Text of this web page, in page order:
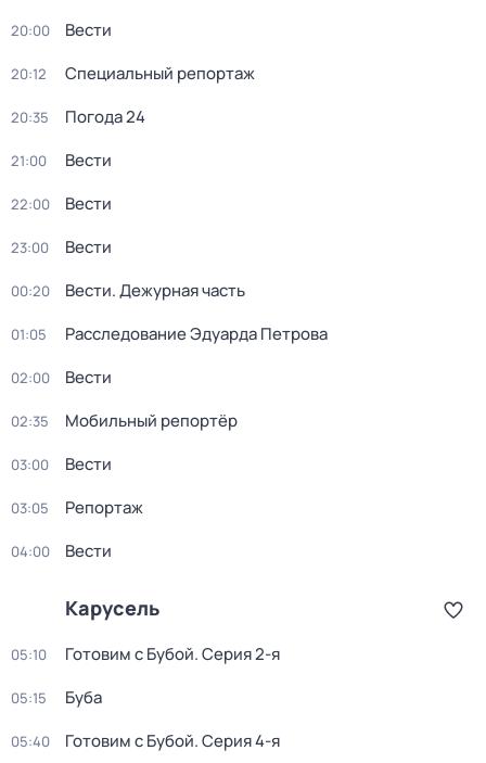
20:00 Вести
20:12 Специальный репортаж
20:35 Погода 24
21:00 Вести
22:00 Вести
23:00 Вести
00:20 Вести. Дежурная часть
01:05 Расследование Эдуарда Петрова
02:00 Вести
02:35 Мобильный репортёр
03:00 Вести
03:05 Репортаж
04:00 Вести
Карусель
05:10 Готовим с Бубой. Серия 2-я
05:15 Буба
05:40 Готовим с Бубой. Серия 4-я